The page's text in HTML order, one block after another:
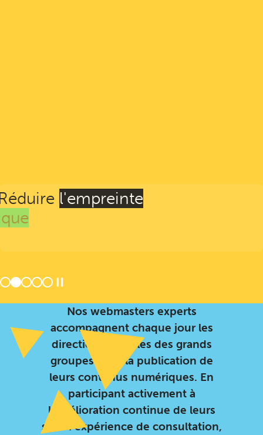
Réduirel'empreinte
numérique
Nos webmasters experts
accompagnent chaque jour les
directions digitales des grands
groupes dans la publication de
leurs contenus numériques. En
participant activement à
l’amélioration continue de leurs
sites : expérience de consultation,